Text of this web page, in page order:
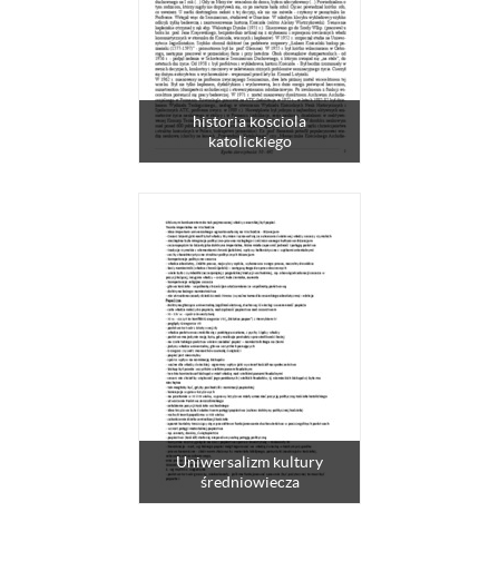
historia kosciola
katolickiego
Uniwersalizm kultury
średniowiecza